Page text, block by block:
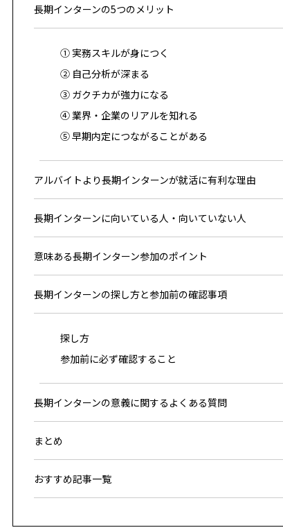
長期インターンの5つのメリット
① 実務スキルが身につく
② 自己分析が深まる
③ ガクチカが強力になる
④ 業界・企業のリアルを知れる
⑤ 早期内定につながることがある
アルバイトより長期インターンが就活に有利な理由
長期インターンに向いている人・向いていない人
意味ある長期インターン参加のポイント
長期インターンの探し方と参加前の確認事項
探し方
参加前に必ず確認すること
長期インターンの意義に関するよくある質問
まとめ
おすすめ記事一覧